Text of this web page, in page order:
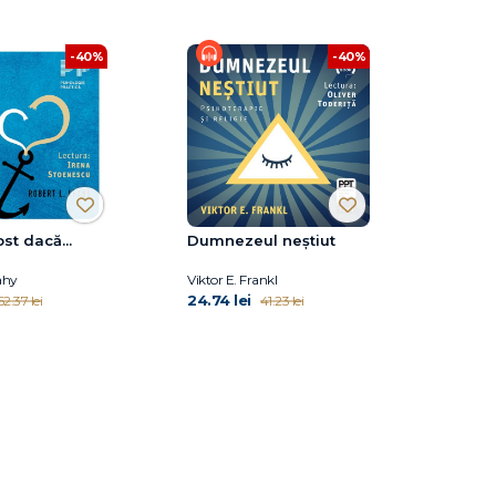
-40%
dacă...
lei
-40%
Dumnezeul neștiut
Viktor E. Frankl
24.74 lei 41.23 lei